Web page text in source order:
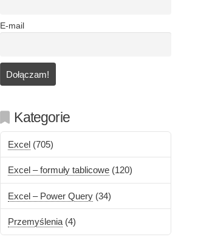
E-mail
Kategorie
Excel (705)
Excel – formuły tablicowe (120)
Excel – Power Query (34)
Przemyślenia (4)